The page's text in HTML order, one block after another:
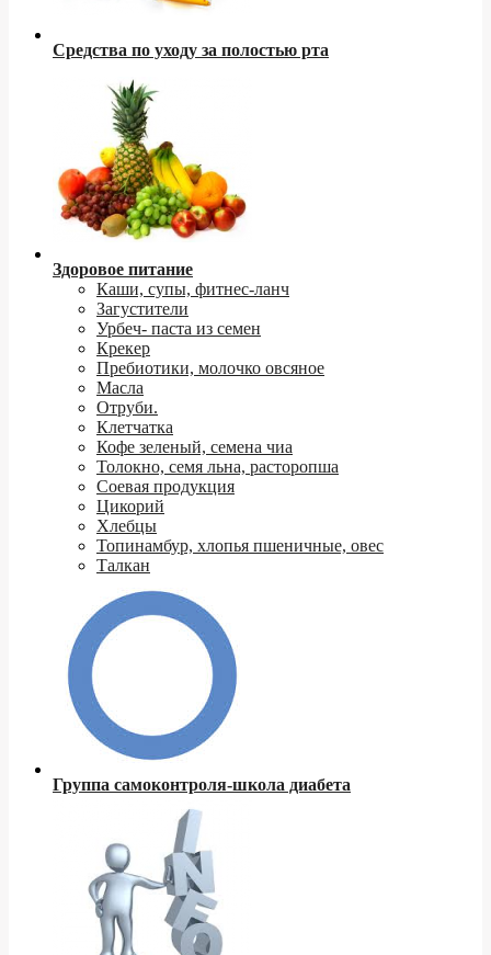
Средства по уходу за полостью рта
Здоровое питание
Каши, супы, фитнес-ланч
Загустители
Урбеч- паста из семен
Крекер
Пребиотики, молочко овсяное
Масла
Отруби.
Клетчатка
Кофе зеленый, семена чиа
Толокно, семя льна, расторопша
Соевая продукция
Цикорий
Хлебцы
Топинамбур, хлопья пшеничные, овес
Талкан
Группа самоконтроля-школа диабета